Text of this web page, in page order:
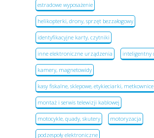
estradowe wyposażenie
helikopterki, drony, sprzęt bezzałogowy
identyfikacyjne karty, czytniki
inne elektroniczne urządzenia inteligentny
kamery, magnetowidy
kasy fiskalne, sklepowe, etykieciarki, metkownice
montaż i serwis telewizji kablowej
motocykle, quady, skutery motoryzacja
podzespoły elektroniczne